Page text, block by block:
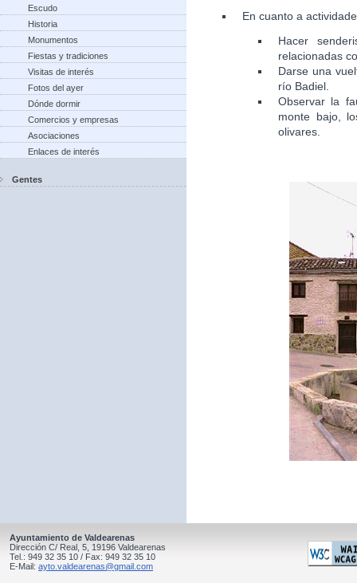
Escudo
Historia
Monumentos
Fiestas y tradiciones
Visitas de interés
Fotos del ayer
Dónde dormir
Comercios y empresas
Asociaciones
Enlaces de interés
Gentes
En cuanto a
Hacer
relacionadas
Darse una
río Badiel.
Observar la
monte bajo,
olivares.
Ayuntamiento de Valdearenas
Dirección C/ Real, 5, 19196 Valdearenas
Tel.: 949 32 35 10 / Fax: 949 32 35 10
E-Mail: ayto.valdearenas@gmail.com